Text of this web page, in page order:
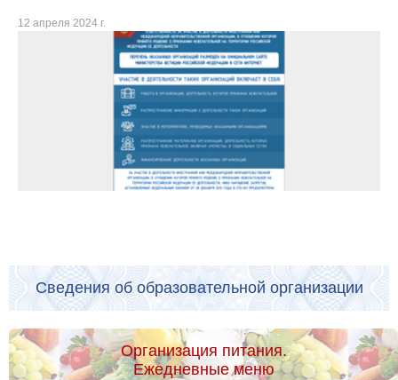
12 апреля 2024 г.
Сведения об образовательной организации
Организация питания.
Ежедневные меню